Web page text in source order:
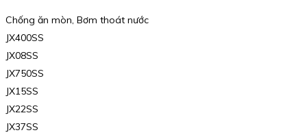
Chống ăn mòn, Bơm thoát nước
JX400SS
JX08SS
JX750SS
JX15SS
JX22SS
JX37SS